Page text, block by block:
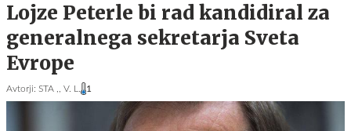
Lojze Peterle bi rad kandidiral za
generalnega sekretarja Sveta
Evrope
Avtorji: STA ,, V. L. 1